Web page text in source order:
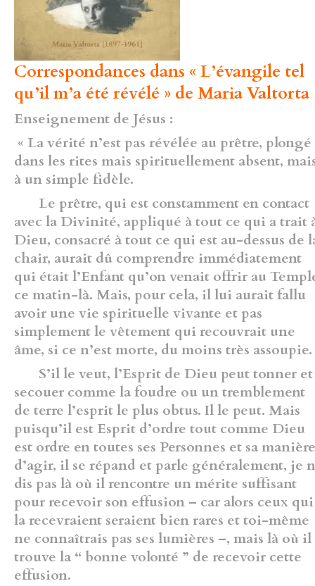
Correspondances dans « L’évangile tel
qu’il m’a été révélé » de Maria Valtorta
Enseignement de Jésus :
« La vérité n’est pas révélée au prêtre, plongé
dans les rites mais spirituellement absent,
à un simple fidèle.
Le prêtre, qui est constamment en contact
avec la Divinité, appliqué à tout ce qui a trait
Dieu, consacré à tout ce qui est au-dessus de
chair, aurait dû comprendre immédiatement
qui était l’Enfant qu’on venait offrir au
ce matin-là. Mais, pour cela, il lui aurait fallu
avoir une vie spirituelle vivante et pas
simplement le vêtement qui recouvrait une
âme, si ce n’est morte, du moins très assoupie.
S’il le veut, l’Esprit de Dieu peut tonner et
secouer comme la foudre ou un tremblement
de terre l’esprit le plus obtus. Il le peut. Mais
puisqu’il est Esprit d’ordre tout comme Dieu
est ordre en toutes ses Personnes et sa manière
d’agir, il se répand et parle généralement, je
dis pas là où il rencontre un mérite suffisant
pour recevoir son effusion –­ car alors ceux qui
la recevraient seraient bien rares et toi-même
ne connaîtrais pas ses lumières –, mais là où il
trouve la “ bonne volonté ” de recevoir cette
effusion.